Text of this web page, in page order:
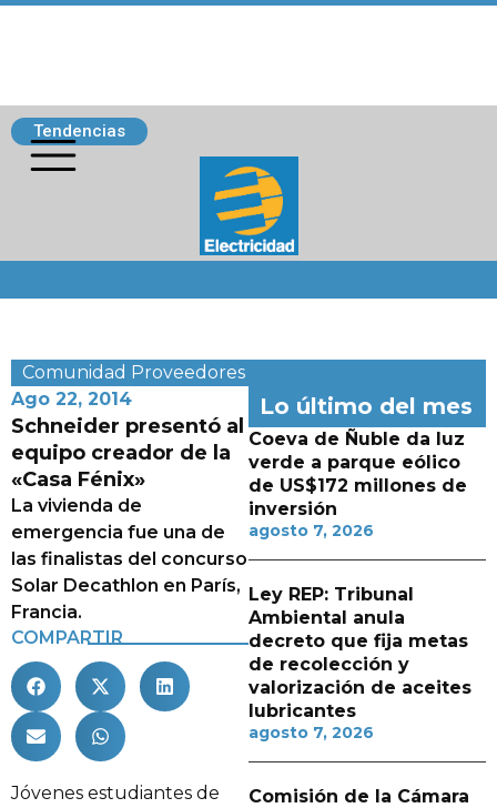
Tendencias
Comunidad Proveedores
Ago 22, 2014
Schneider presentó al
equipo creador de la
«Casa Fénix»
La vivienda de
emergencia fue una de
las finalistas del concurso
Solar Decathlon en París,
Francia.
COMPARTIR
Jóvenes estudiantes de
Lo último del mes
Coeva de Ñuble da luz
verde a parque eólico
de US$172 millones de
inversión
agosto 7, 2026
Ley REP: Tribunal
Ambiental anula
decreto que fija metas
de recolección y
valorización de aceites
lubricantes
agosto 7, 2026
Comisión de la Cámara